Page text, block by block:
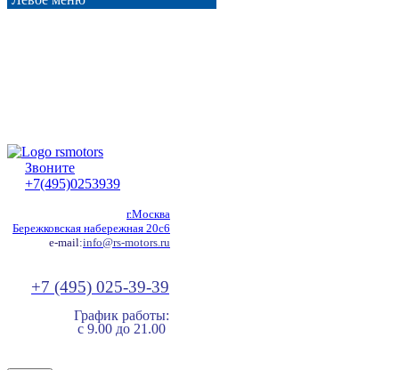
Звоните
+7(495)0253939
г.Москва
Бережковская набережная 20с6
e-mail:info@rs-motors.ru
+7 (495) 025-39-39
График работы:
с 9.00 до 21.00